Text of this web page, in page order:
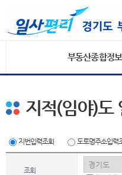
부동산종합정보
지적(임야)도
지번입력조회 도로명주소입력
조회